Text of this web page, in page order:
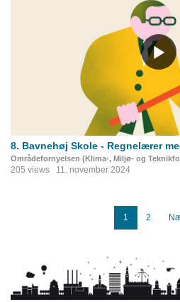
8. Bavnehøj Skole - Regnelærer
Områdefornyelsen (Klima-, Miljø- og
205 views 11. november 2024
1 2